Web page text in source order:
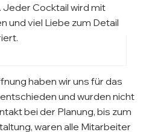
Jeder Cocktail wird mit
und viel Liebe zum Detail
haben wir uns für das
und wurden nicht
bei der Planung, bis zum
waren alle Mitarbeiter